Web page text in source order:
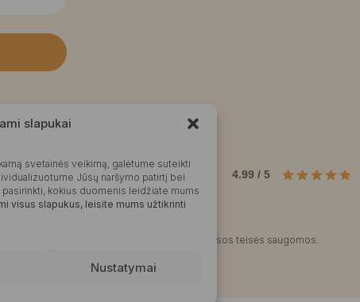
slapukai
svetainės veikimą, galėtume suteikti
Jūsų naršymo patirtį bei
kokius duomenis leidžiate mums
visus slapukus, leisite mums užtikrinti
Nustatymai
Produktų įvertinimas 4.99 / 5
©2025 Visos teisės saugomos.